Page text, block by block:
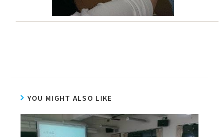
YOU MIGHT ALSO LIKE